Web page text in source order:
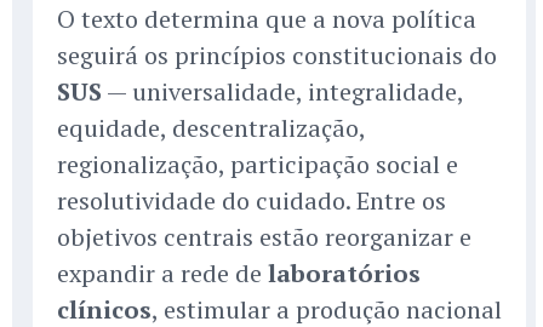
O texto determina que a nova política
seguirá os princípios constitucionais do
SUS — universalidade, integralidade,
equidade, descentralização,
regionalização, participação social e
resolutividade do cuidado. Entre os
objetivos centrais estão reorganizar e
expandir a rede de laboratórios
clínicos, estimular a produção nacional